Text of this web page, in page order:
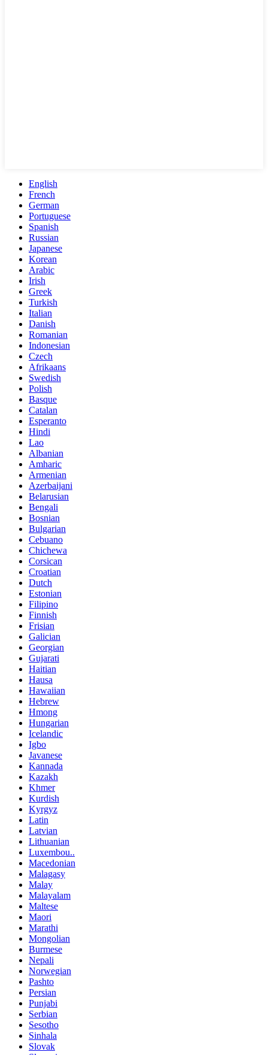
English
French
German
Portuguese
Spanish
Russian
Japanese
Korean
Arabic
Irish
Greek
Turkish
Italian
Danish
Romanian
Indonesian
Czech
Afrikaans
Swedish
Polish
Basque
Catalan
Esperanto
Hindi
Lao
Albanian
Amharic
Armenian
Azerbaijani
Belarusian
Bengali
Bosnian
Bulgarian
Cebuano
Chichewa
Corsican
Croatian
Dutch
Estonian
Filipino
Finnish
Frisian
Galician
Georgian
Gujarati
Haitian
Hausa
Hawaiian
Hebrew
Hmong
Hungarian
Icelandic
Igbo
Javanese
Kannada
Kazakh
Khmer
Kurdish
Kyrgyz
Latin
Latvian
Lithuanian
Luxembou..
Macedonian
Malagasy
Malay
Malayalam
Maltese
Maori
Marathi
Mongolian
Burmese
Nepali
Norwegian
Pashto
Persian
Punjabi
Serbian
Sesotho
Sinhala
Slovak